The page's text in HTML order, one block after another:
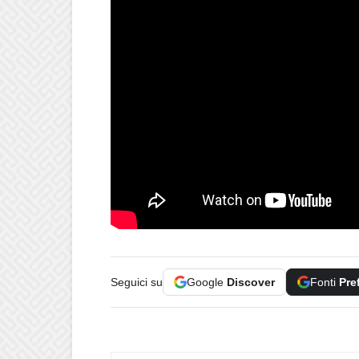
Seguici su Google Discover Fonti